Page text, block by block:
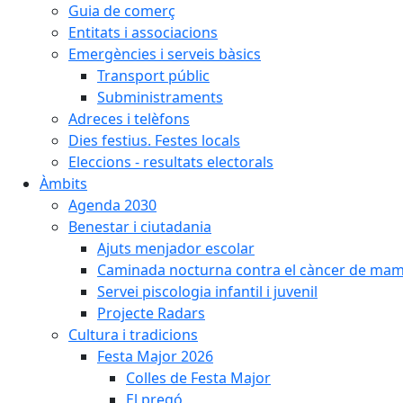
Guia de comerç
Entitats i associacions
Emergències i serveis bàsics
Transport públic
Subministraments
Adreces i telèfons
Dies festius. Festes locals
Eleccions - resultats electorals
Àmbits
Agenda 2030
Benestar i ciutadania
Ajuts menjador escolar
Caminada nocturna contra el càncer de
Servei piscologia infantil i juvenil
Projecte Radars
Cultura i tradicions
Festa Major 2026
Colles de Festa Major